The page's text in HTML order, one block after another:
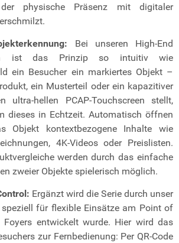
der physische Präsenz mit digitaler
Bei unseren High-End
ist das Prinzip so intuitiv wie
ein Besucher ein markiertes Objekt –
ein Musterteil oder ein kapazitiver
hellen PCAP-Touchscreen stellt,
dieses in Echtzeit. Automatisch öffnen
Objekt kontextbezogene Inhalte wie
4K-Videos oder Preislisten.
werden durch das einfache
zweier Objekte spielerisch möglich.
Ergänzt wird die Serie durch unser
speziell für flexible Einsätze am Point of
entwickelt wurde. Hier wird das
zur Fernbedienung: Per QR-Code